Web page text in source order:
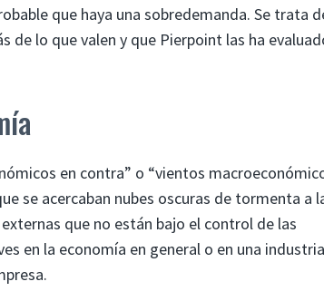
que haya una sobredemanda. Se trata
de lo que valen y que Pierpoint las ha
en contra” o “vientos
se acercaban nubes oscuras de tormenta a
que no están bajo el control de las
en la economía en general o en una industria